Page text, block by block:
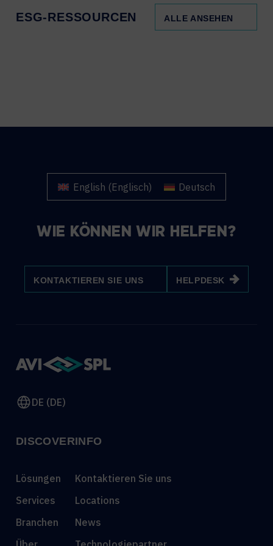
ESG-RESSOURCEN ALLE ANSEHEN
English (Englisch) Deutsch
WIE KÖNNEN WIR HELFEN?
KONTAKTIEREN SIE UNS HELPDESK
DE (DE)
DISCOVER
Lösungen
Services
Branchen
INFO
Kontaktieren Sie uns
Locations
News